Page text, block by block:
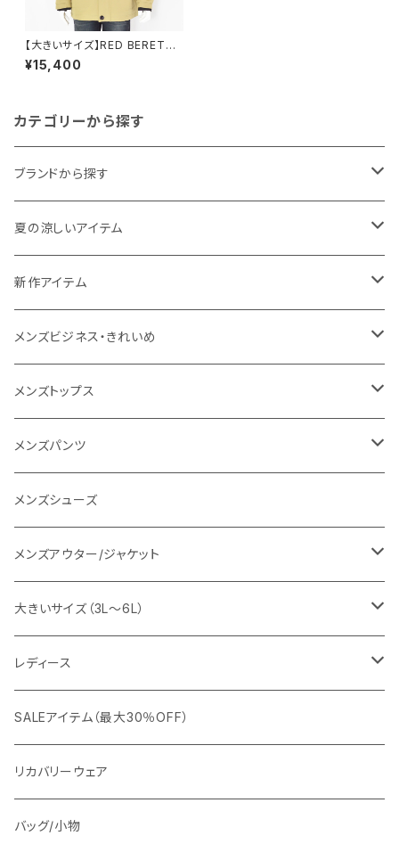
【大きいサイズ】RED BERETS
｜裏フリース防寒ミリタリーブル
ゾン｜レッドベレー メンズ RB5
¥15,400
カテゴリーから探す
ブランドから探す
THE NORTH FACE
NANGA
1PIU1UGUALE3 RELAX
go slow caravan
SY32 by SWEET YEARS
URBAN SQUARE
EDWIN
snow peak
G-stage
TETEHOMME
TAION
夏の涼しいアイテム
メンズ
レディース
新作アイテム
メンズ
レディース
メンズビジネス・きれいめ
スーツ
カジュアルセットアップ
スラックス
ワイシャツ
シューズ
フォーマル
Tシャツ/ポロシャツ
メンズトップス
Tシャツ/カットソー
シャツ/ポロシャツ
パーカー/スウェット
ニット
メンズパンツ
デニムパンツ
イージーパンツ
スラックス
メンズシューズ
メンズアウター/ジャケット
ジャケット
カジュアルジャケット
ビジネスジャケット
ブルゾン
コート
マウンテンパーカー/アウトドア
ダウン / 中綿アウター
大きいサイズ（3L～6L）
ビジネス
セットアップ
ワイシャツ
カジュアル
ニット/Tシャツ/カットソー
スウェット/パーカー
アウター
レディース
アウター
トップス（ブラウス/カットソー）
ジャケット
SALEアイテム（最大30％OFF）
リカバリーウェア
バッグ/小物